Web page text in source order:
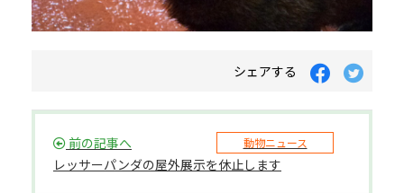
シェアする
前の記事へ 動物ニュース
レッサーパンダの屋外展示を休止します